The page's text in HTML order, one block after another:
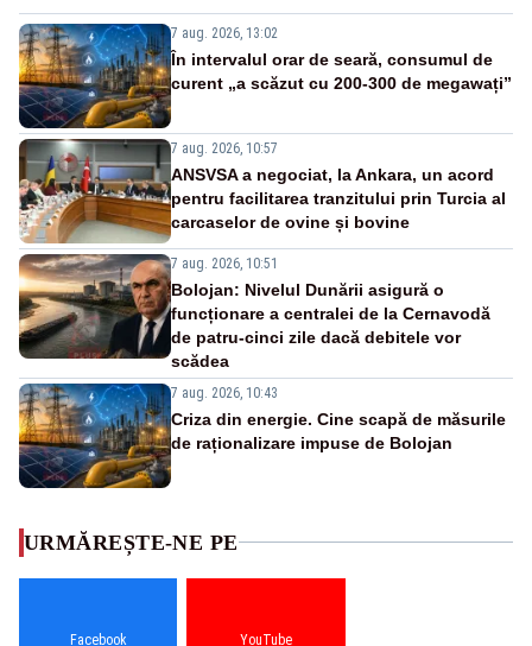
7 aug. 2026, 13:02
În intervalul orar de seară, consumul de
curent „a scăzut cu 200-300 de megawați”
7 aug. 2026, 10:57
ANSVSA a negociat, la Ankara, un acord
pentru facilitarea tranzitului prin Turcia al
carcaselor de ovine și bovine
7 aug. 2026, 10:51
Bolojan: Nivelul Dunării asigură o
funcționare a centralei de la Cernavodă
de patru-cinci zile dacă debitele vor
scădea
7 aug. 2026, 10:43
Criza din energie. Cine scapă de măsurile
de raționalizare impuse de Bolojan
URMĂREȘTE-NE PE
Facebook YouTube